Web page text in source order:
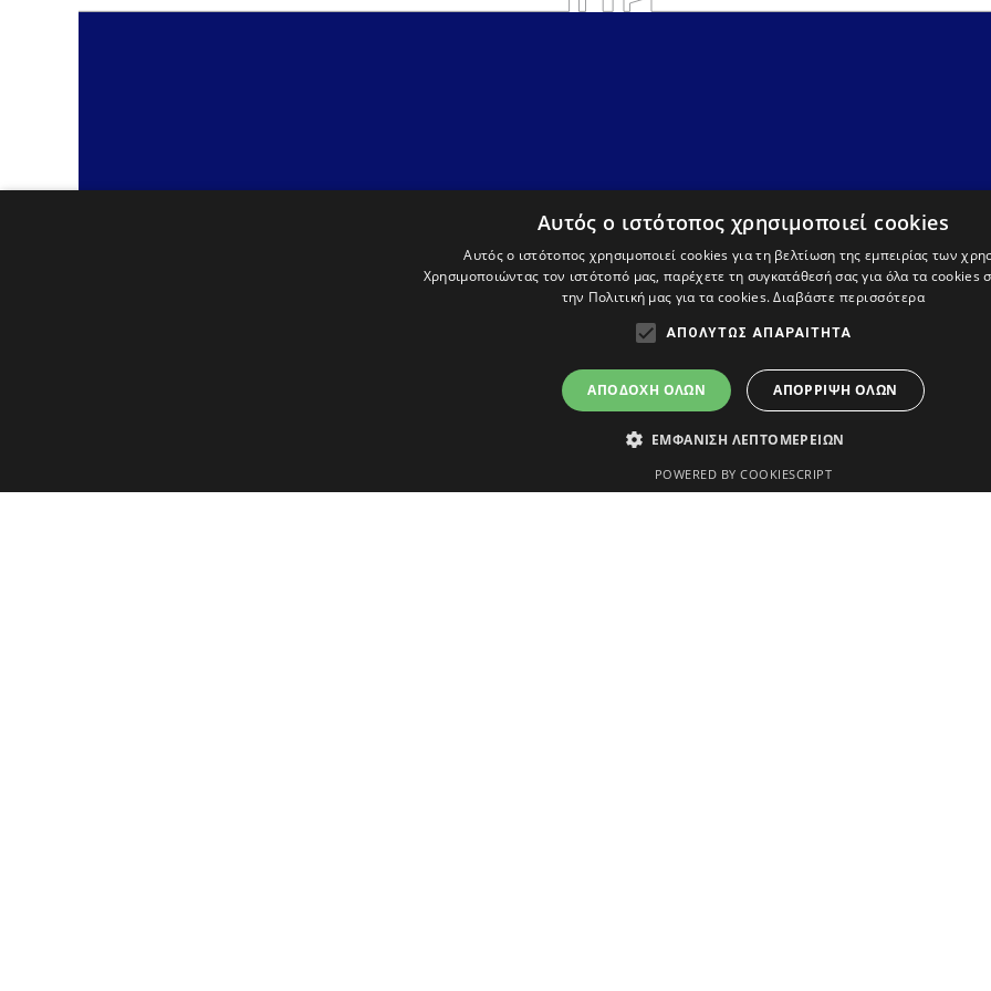
Πολιτική απορρήτου και cookies
Αυτός ο ιστότοπος χρησιμοποιεί cookies
Αυτός ο ιστότοπος χρησιμοποιεί cookies για τη βελτίωση της εμπειρίας των
Χρησιμοποιώντας τον ιστότοπό μας, παρέχετε τη συγκατάθεσή σας για όλα τα cookies
την Πολιτική μας για τα cookies.Διαβάστε περισσότερα
ΑΠΟΛΎΤΩΣ ΑΠΑΡΑΊΤΗΤΑ
ΑΠΟΔΟΧΉ ΌΛΩΝ ΑΠΌΡΡΙΨΗ ΌΛΩΝ
ΕΜΦΆΝΙΣΗ ΛΕΠΤΟΜΕΡΕΙΏΝ
POWERED BY COOKIESCRIPT